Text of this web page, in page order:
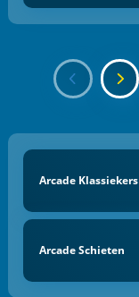
Arcade Klassiekers
Arcade Schieten